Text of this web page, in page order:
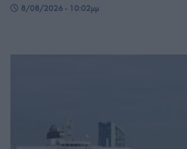
8/08/2026 - 10:02μμ